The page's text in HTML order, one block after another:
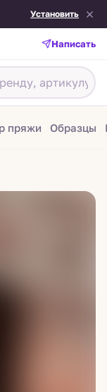
Установить
Написать
пряжи Образцы